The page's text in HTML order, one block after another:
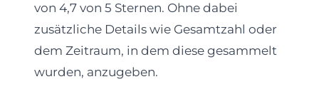
von 4,7 von 5 Sternen. Ohne dabei
zusätzliche Details wie Gesamtzahl oder
dem Zeitraum, in dem diese gesammelt
wurden, anzugeben.